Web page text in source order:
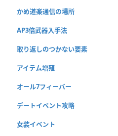
かめ道楽通信の場所
AP3倍武器入手法
取り返しのつかない要素
アイテム増殖
オール7フィーバー
デートイベント攻略
女装イベント